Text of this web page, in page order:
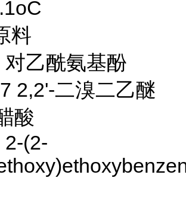
料
乙酰氨基酚
2,2'-二溴二乙醚
酸
(2-